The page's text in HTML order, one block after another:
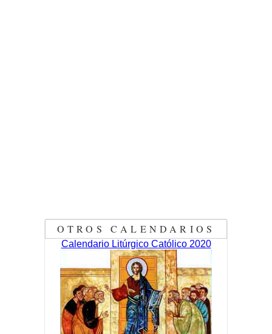
OTROS CALENDARIOS
Calendario Litúrgico Católico 2020